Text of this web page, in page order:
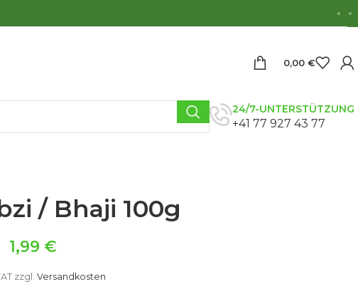
0,00 €
24/7-UNTERSTÜTZUNG
+41 77 927 43 77
/ Bhaji 100g
1,99 €
zzgl. Versandkosten